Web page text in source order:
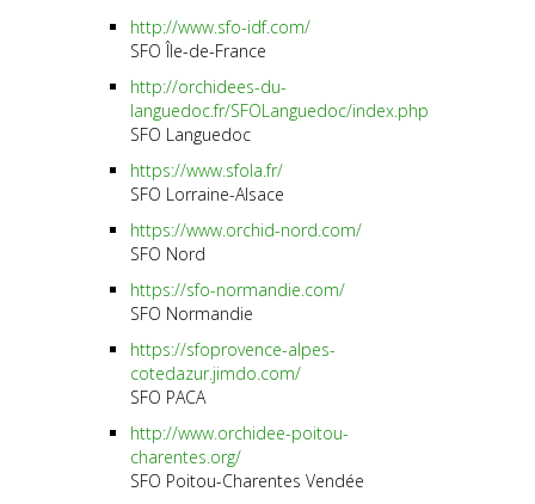
http://www.sfo-idf.com/
SFO Île-de-France
http://orchidees-du-
languedoc.fr/SFOLanguedoc/index.php
SFO Languedoc
https://www.sfola.fr/
SFO Lorraine-Alsace
https://www.orchid-nord.com/
SFO Nord
https://sfo-normandie.com/
SFO Normandie
https://sfoprovence-alpes-
cotedazur.jimdo.com/
SFO PACA
http://www.orchidee-poitou-
charentes.org/
SFO Poitou-Charentes Vendée